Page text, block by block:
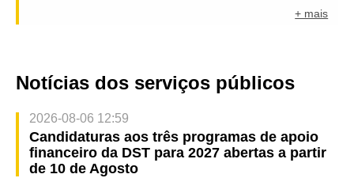
+ mais
Notícias dos serviços públicos
2026-08-06 12:59
Candidaturas aos três programas de apoio
financeiro da DST para 2027 abertas a partir
de 10 de Agosto